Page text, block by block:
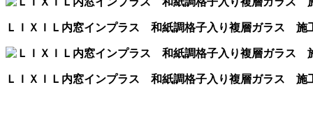
ＬＩＸＩＬ内窓インプラス 和紙調格子入り複層ガラス
ＬＩＸＩＬ内窓インプラス 和紙調格子入り複層ガラス